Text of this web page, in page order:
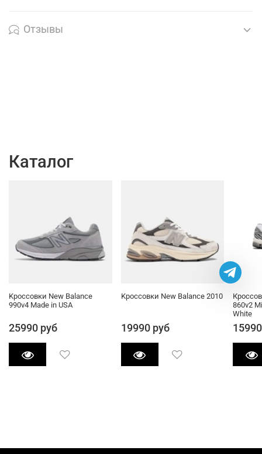
Отзывы
Каталог
Kроссовки New Balance
990v4 Made in USA
25990 руб
Kроссовки New Balance 2010
19990 руб
860v2
White